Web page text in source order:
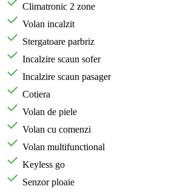
Climatronic 2 zone
Volan incalzit
Stergatoare parbriz
Incalzire scaun sofer
Incalzire scaun pasager
Cotiera
Volan de piele
Volan cu comenzi
Volan multifunctional
Keyless go
Senzor ploaie